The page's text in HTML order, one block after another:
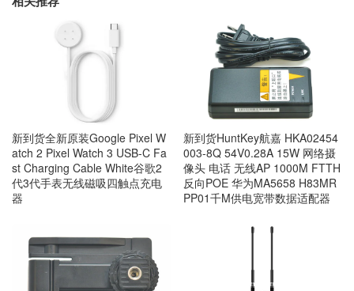
新到货全新原装Google Pixel W
atch 2 Pixel Watch 3 USB-C Fa
st Charging Cable White谷歌2
代3代手表无线磁吸四触点充电
器
新到货HuntKey航嘉 HKA02454
003-8Q 54V0.28A 15W 网络摄
像头 电话 无线AP 1000M FTTH
反向POE 华为MA5658 H83MR
PP01千M供电宽带数据适配器